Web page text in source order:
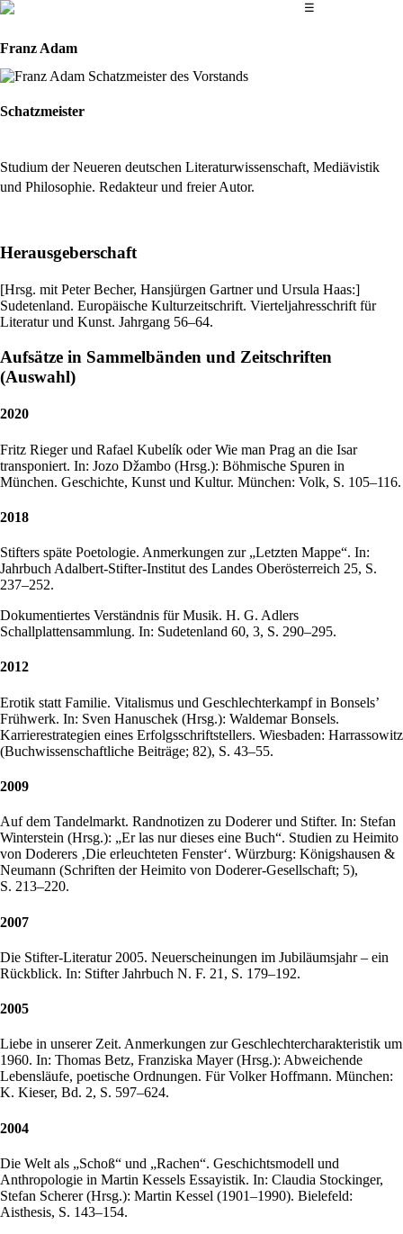
Das
☰
Franz Adam
Schatzmeister
Studium der Neueren deutschen Literaturwissenschaft, Mediävistik
und Philosophie. Redakteur und freier Autor.
Herausgeberschaft
[Hrsg. mit Peter Becher, Hansjürgen Gartner und Ursula Haas:]
Sudetenland. Europäische Kulturzeitschrift. Vierteljahresschrift für
Literatur und Kunst. Jahrgang 56–64.
Aufsätze in Sammelbänden und Zeitschriften
(Auswahl)
2020
Fritz Rieger und Rafael Kubelík oder Wie man Prag an die Isar
transponiert. In: Jozo Džambo (Hrsg.): Böhmische Spuren in
München. Geschichte, Kunst und Kultur. München: Volk, S. 105–116.
2018
Stifters späte Poetologie. Anmerkungen zur „Letzten Mappe“. In:
Jahrbuch Adalbert-Stifter-Institut des Landes Oberösterreich 25, S.
237–252.
Dokumentiertes Verständnis für Musik. H. G. Adlers
Schallplattensammlung. In: Sudetenland 60, 3, S. 290–295.
2012
Erotik statt Familie. Vitalismus und Geschlechterkampf in Bonsels’
Frühwerk. In: Sven Hanuschek (Hrsg.): Waldemar Bonsels.
Karrierestrategien eines Erfolgsschriftstellers. Wiesbaden: Harrassowitz
(Buchwissenschaftliche Beiträge; 82), S. 43–55.
2009
Auf dem Tandelmarkt. Randnotizen zu Doderer und Stifter. In: Stefan
Winterstein (Hrsg.): „Er las nur dieses eine Buch“. Studien zu Heimito
von Doderers ‚Die erleuchteten Fenster‘. Würzburg: Königshausen &
Neumann (Schriften der Heimito von Doderer-Gesellschaft; 5),
S. 213–220.
2007
Die Stifter-Literatur 2005. Neuerscheinungen im Jubiläumsjahr – ein
Rückblick. In: Stifter Jahrbuch N. F. 21, S. 179–192.
2005
Liebe in unserer Zeit. Anmerkungen zur Geschlechtercharakteristik um
1960. In: Thomas Betz, Franziska Mayer (Hrsg.): Abweichende
Lebensläufe, poetische Ordnungen. Für Volker Hoffmann. München:
K. Kieser, Bd. 2, S. 597–624.
2004
Die Welt als „Schoß“ und „Rachen“. Geschichtsmodell und
Anthropologie in Martin Kessels Essayistik. In: Claudia Stockinger,
Stefan Scherer (Hrsg.): Martin Kessel (1901–1990). Bielefeld:
Aisthesis, S. 143–154.